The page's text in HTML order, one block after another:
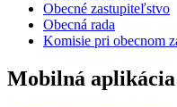
Obecné zastupiteľstvo
Obecná rada
Komisie pri obecnom
Mobilná aplikácia